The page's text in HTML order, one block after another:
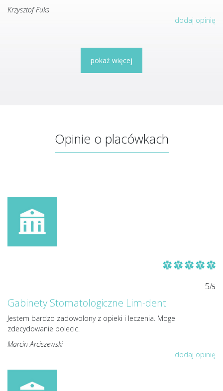
Krzysztof Fuks
dodaj opinię
pokaż więcej
Opinie o placówkach
5/5
Gabinety Stomatologiczne Lim-dent
Jestem bardzo zadowolony z opieki i leczenia. Moge
zdecydowanie polecic.
Marcin Arciszewski
dodaj opinię